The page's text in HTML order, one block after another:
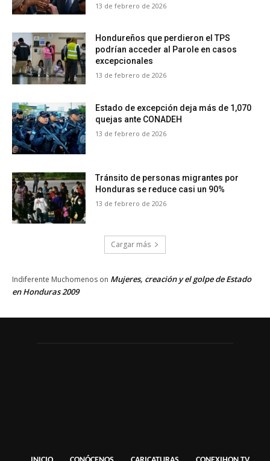
13 de febrero de 2026
Hondureños que perdieron el TPS
podrían acceder al Parole en casos
excepcionales
13 de febrero de 2026
Estado de excepción deja más de 1,070
quejas ante CONADEH
13 de febrero de 2026
Tránsito de personas migrantes por
Honduras se reduce casi un 90%
13 de febrero de 2026
Cargar más
Indiferente Muchomenos on Mujeres, creación y el golpe de Estado
en Honduras 2009